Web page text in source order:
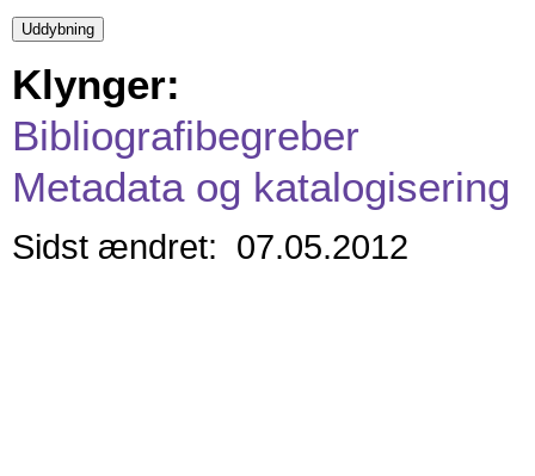
Klynger:
Bibliografibegreber
Metadata og katalogisering
Sidst ændret: 07.05.2012